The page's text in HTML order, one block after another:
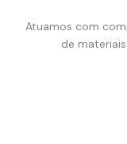
Atuamos com
de